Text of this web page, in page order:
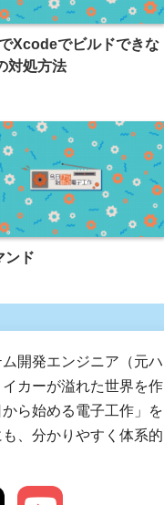
Xcodeでビルドできな
対処方法
ンド
ム開発エンジニア（元
カーが溢れた世界を
から始める電子工作」
、分かりやすく体系